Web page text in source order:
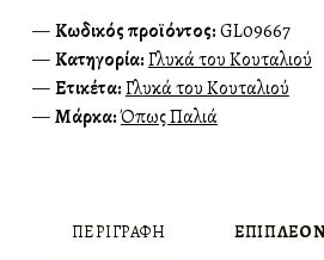
Κωδικός προϊόντος:GL09667
Κατηγορία:Γλυκά του Κουταλιού
Ετικέτα:Γλυκά του Κουταλιού
Μάρκα:Όπως Παλιά
ΠΕΡΙΓΡΑΦΉ